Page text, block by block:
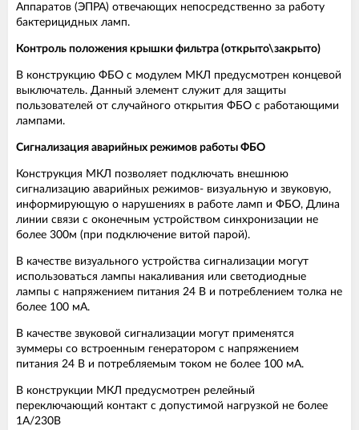
Аппаратов (ЭПРА) отвечающих непосредственно за работу
бактерицидных ламп.
Контроль положения крышки фильтра (открыто\закрыто)
В конструкцию ФБО с модулем МКЛ предусмотрен концевой
выключатель. Данный элемент служит для защиты
пользователей от случайного открытия ФБО с работающими
лампами.
Сигнализация аварийных режимов работы ФБО
Конструкция МКЛ позволяет подключать внешнюю
сигнализацию аварийных режимов- визуальную и звуковую,
информирующую о нарушениях в работе ламп и ФБО, Длина
линии связи с оконечным устройством синхронизации не
более 300м (при подключение витой парой).
В качестве визуального устройства сигнализации могут
использоваться лампы накаливания или светодиодные
лампы с напряжением питания 24 В и потреблением толка не
более 100 мА.
В качестве звуковой сигнализации могут применятся
зуммеры со встроенным генератором с напряжением
питания 24 В и потребляемым током не более 100 мА.
В конструкции МКЛ предусмотрен релейный
переключающий контакт с допустимой нагрузкой не более
1А/230В